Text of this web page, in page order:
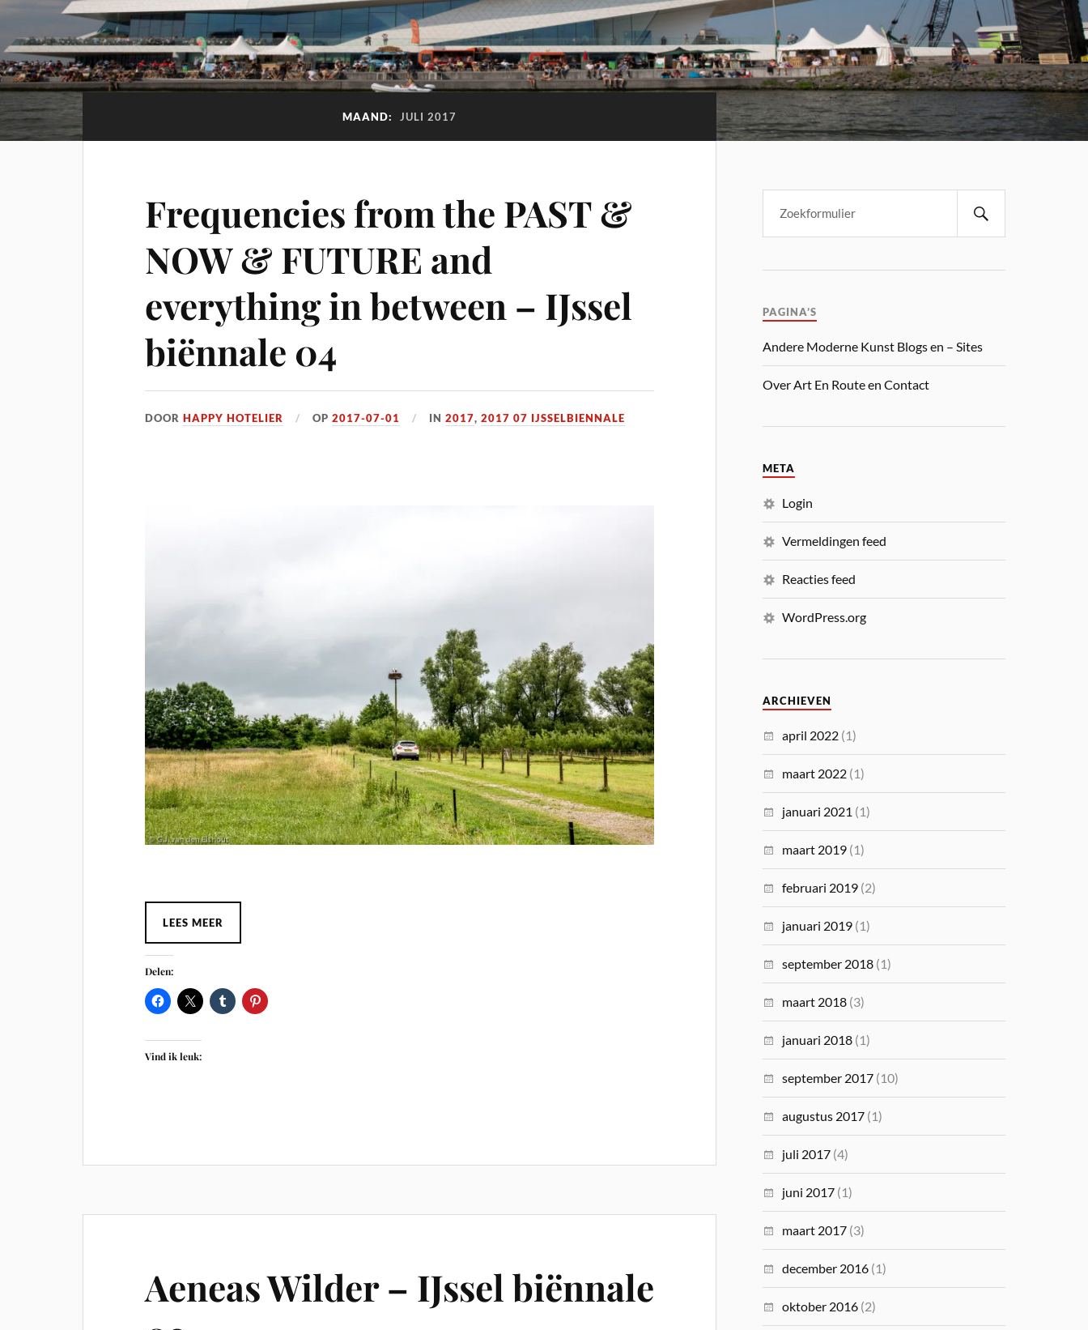
MAAND: JULI 2017
Frequencies from the PAST &
NOW & FUTURE and
everything in between – IJssel
biënnale 04
DOORHAPPY HOTELIER OP2017-07-01 IN2017,2017 07 IJSSELBIENNALE
LEES MEER
Delen:
Vind ik leuk:
Aeneas Wilder – IJssel biënnale
PAGINA’S
Andere Moderne Kunst Blogs en – Sites
Over Art En Route en Contact
META
Login
Vermeldingen feed
Reacties feed
WordPress.org
ARCHIEVEN
april 2022 (1)
maart 2022 (1)
januari 2021 (1)
maart 2019 (1)
februari 2019 (2)
januari 2019 (1)
september 2018 (1)
maart 2018 (3)
januari 2018 (1)
september 2017 (10)
augustus 2017 (1)
juli 2017 (4)
juni 2017 (1)
maart 2017 (3)
december 2016 (1)
oktober 2016 (2)